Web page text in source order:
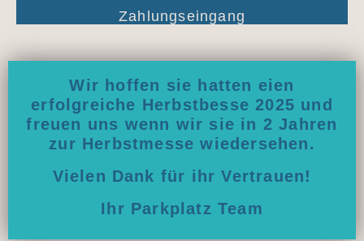
Zahlungseingang
Wir hoffen sie hatten eien
erfolgreiche Herbstbesse 2025 und
freuen uns wenn wir sie in 2 Jahren
zur Herbstmesse wiedersehen.
Vielen Dank für ihr Vertrauen!
Ihr Parkplatz Team